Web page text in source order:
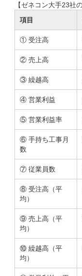
【ゼネコン大手23社
項目
① 受注高
② 売上高
③ 繰越高
④ 営業利益
⑤ 営業利益率
⑥ 手持ち工事月
数
⑦ 従業員数
⑧ 受注高（平
均）
⑨ 売上高（平
均）
⑩ 繰越高（平
均）